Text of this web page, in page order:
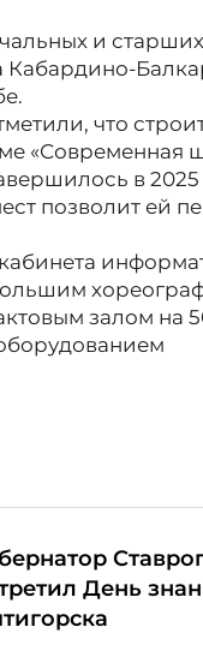
и
Кабардино-
что
«Современная
в 2025
позволит ей
залом на
День